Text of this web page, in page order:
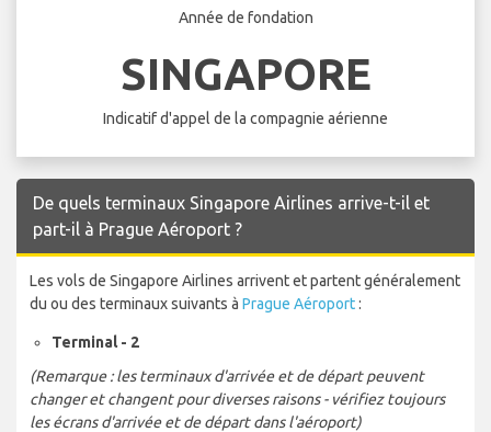
Année de fondation
SINGAPORE
Indicatif d'appel de la compagnie aérienne
De quels terminaux Singapore Airlines arrive-t-il et
part-il à Prague Aéroport ?
Les vols de Singapore Airlines arrivent et partent généralement
du ou des terminaux suivants à Prague Aéroport:
Terminal - 2
(Remarque : les terminaux d'arrivée et de départ peuvent
changer et changent pour diverses raisons - vérifiez toujours
les écrans d'arrivée et de départ dans l'aéroport)